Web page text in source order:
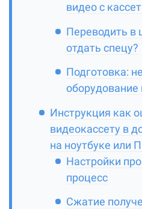
видео с
Переводить в
отдать спецу?
Подготовка:
Инструкция как
видеокассету в
на ноутбуке или
Настройки
процесс
Сжатие